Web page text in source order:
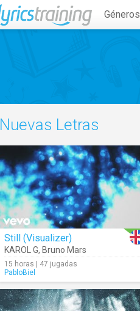
Géneros
Nuevas Letras
Still (Visualizer)
KAROL G, Bruno Mars
15 horas | 47 jugadas
PabloBiel